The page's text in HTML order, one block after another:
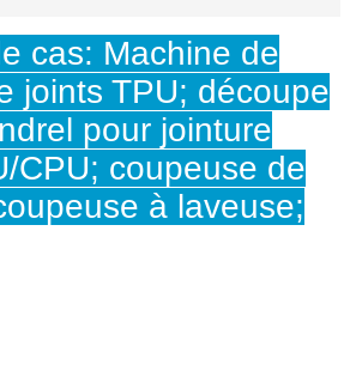
cas: Machine de
joints TPU; découpe
pour jointure
CPU; coupeuse de
à laveuse;